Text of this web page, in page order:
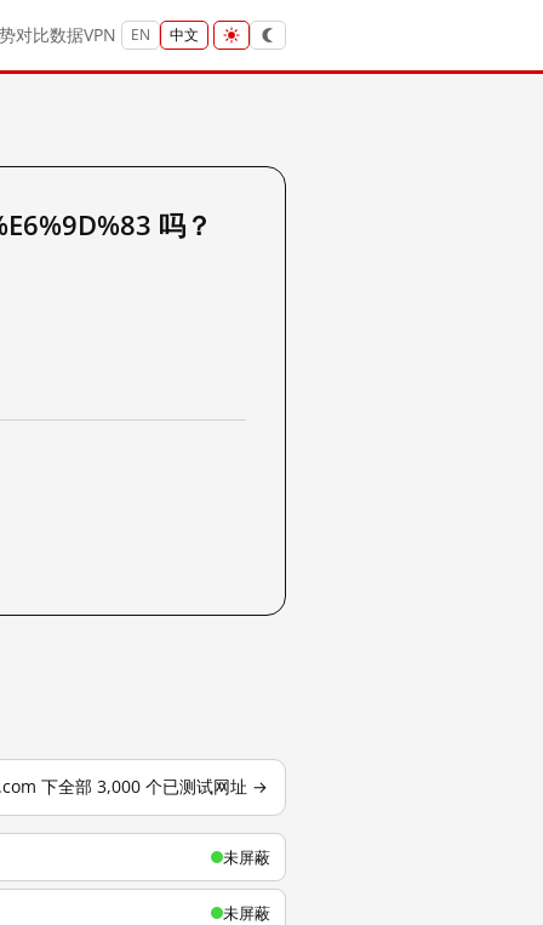
对比数据VPN EN 中文
吗？
下全部 3,000 个已测试网址 →
未屏蔽
未屏蔽